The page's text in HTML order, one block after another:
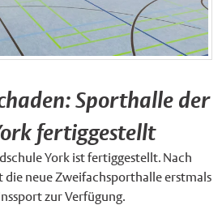
Sporthalle der
fertiggestellt
York ist fertiggestellt. Nach
neue Zweifachsporthalle erstmals
zur Verfügung.